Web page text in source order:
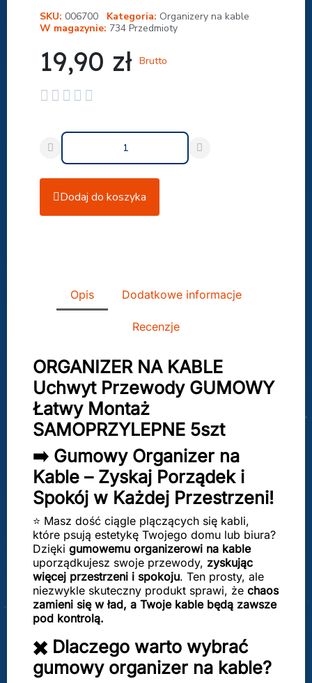
SKU 006700 Kategoria Organizery na kable
W magazynie 734 Przedmioty
19,90 zł Brutto
    
Dodaj do koszyka
Opis Dodatkowe informacje
Recenzje
ORGANIZER NA KABLE
Uchwyt Przewody GUMOWY
Łatwy Montaż
SAMOPRZYLEPNE 5szt
➡️ Gumowy Organizer na
Kable – Zyskaj Porządek i
Spokój w Każdej Przestrzeni!
⭐ Masz dość ciągle plączących się kabli,
które psują estetykę Twojego domu lub biura?
Dzięki gumowemu organizerowi na kable
uporządkujesz swoje przewody, zyskując
więcej przestrzeni i spokoju. Ten prosty, ale
niezwykle skuteczny produkt sprawi, że chaos
zamieni się w ład, a Twoje kable będą zawsze
pod kontrolą.
✖️ Dlaczego warto wybrać
gumowy organizer na kable?